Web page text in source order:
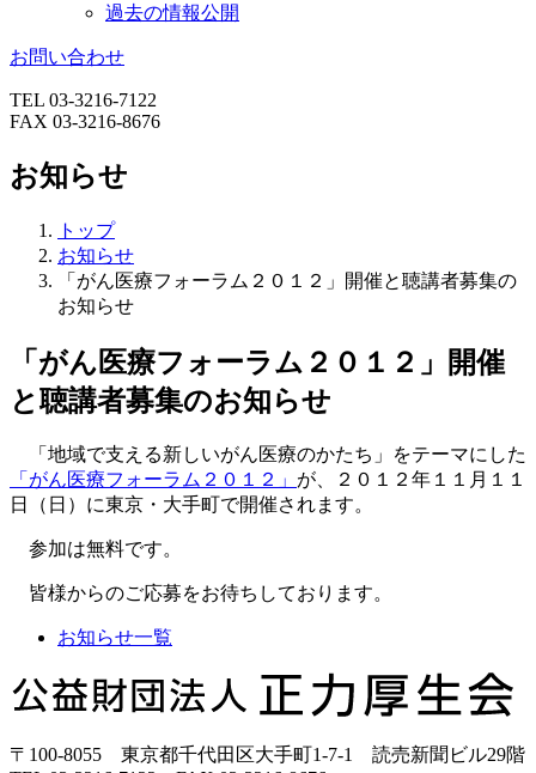
過去の情報公開
お問い合わせ
TEL 03-3216-7122
FAX 03-3216-8676
お知らせ
トップ
お知らせ
「がん医療フォーラム２０１２」開催と聴講者募集の
お知らせ
「がん医療フォーラム２０１２」開催
と聴講者募集のお知らせ
「地域で支える新しいがん医療のかたち」をテーマにした
「がん医療フォーラム２０１２」 が、２０１２年１１月１１
日（日）に東京・大手町で開催されます。
参加は無料です。
皆様からのご応募をお待ちしております。
お知らせ一覧
生
〒100-8055 東京都千代田区大手町1-7-1 読売新聞ビル29階